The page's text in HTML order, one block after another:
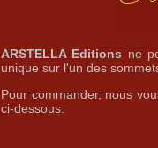
ARSTELLA Editions ne
unique sur l'un des
Pour commander, nous
ci-dessous.